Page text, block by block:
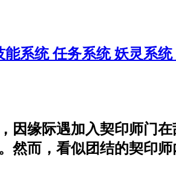
能系统任务系统妖灵系统
缘际遇加入契印师门
而，看似团结的契印